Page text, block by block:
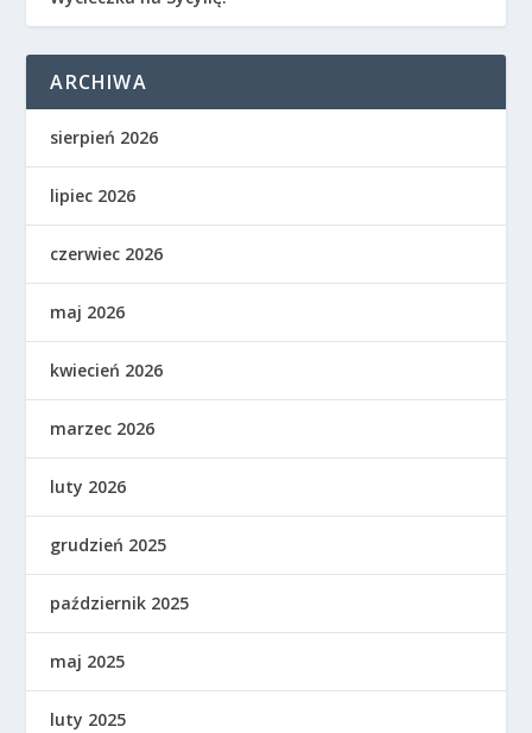
ARCHIWA
sierpień 2026
lipiec 2026
czerwiec 2026
maj 2026
kwiecień 2026
marzec 2026
luty 2026
grudzień 2025
październik 2025
maj 2025
luty 2025